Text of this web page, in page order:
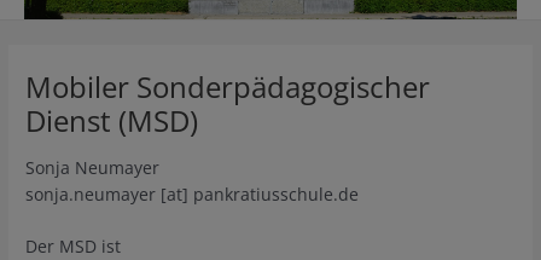
Mobiler Sonderpädagogischer
Dienst (MSD)
Sonja Neumayer
sonja.neumayer [at] pankratiusschule.de
Der MSD ist